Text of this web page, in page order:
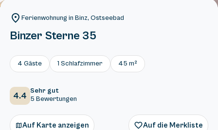
Ferienwohnung in Binz, Ostseebad
Binzer Sterne 35
4 Gäste 1 Schlafzimmer 45 m²
4.4 Sehr gut
5 Bewertungen
Auf Karte anzeigen Auf die Merkliste